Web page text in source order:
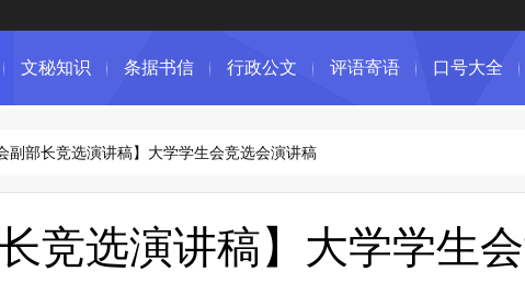
文秘知识 条据书信 行政公文 评语寄语 口号大全
副部长竞选演讲稿】大学学生会竞选会演讲稿
竞选演讲稿】大学学生